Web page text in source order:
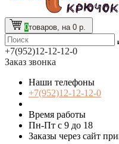
0товаров, на 0 р.
+7(952)12-12-12-0
Заказ звонка
Наши телефоны
+7(952)12-12-12-0
Время работы
Пн-Пт с 9 до 18
Заказы через сайт